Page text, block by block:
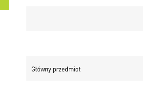
Główny przedmiot